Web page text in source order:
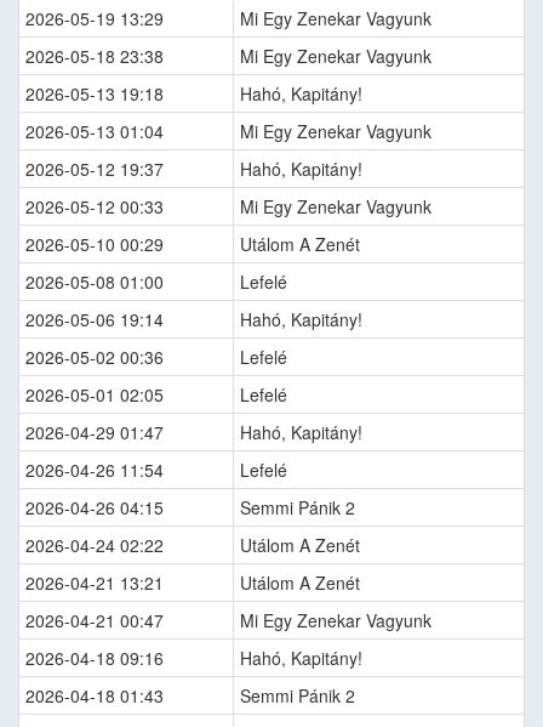
2026-05-19 13:29
Mi Egy Zenekar Vagyunk
2026-05-18 23:38
Mi Egy Zenekar Vagyunk
2026-05-13 19:18
Hahó, Kapitány!
2026-05-13 01:04
Mi Egy Zenekar Vagyunk
2026-05-12 19:37
Hahó, Kapitány!
2026-05-12 00:33
Mi Egy Zenekar Vagyunk
2026-05-10 00:29
Utálom A Zenét
2026-05-08 01:00
Lefelé
2026-05-06 19:14
Hahó, Kapitány!
2026-05-02 00:36
Lefelé
2026-05-01 02:05
Lefelé
2026-04-29 01:47
Hahó, Kapitány!
2026-04-26 11:54
Lefelé
2026-04-26 04:15
Semmi Pánik 2
2026-04-24 02:22
Utálom A Zenét
2026-04-21 13:21
Utálom A Zenét
2026-04-21 00:47
Mi Egy Zenekar Vagyunk
2026-04-18 09:16
Hahó, Kapitány!
2026-04-18 01:43
Semmi Pánik 2